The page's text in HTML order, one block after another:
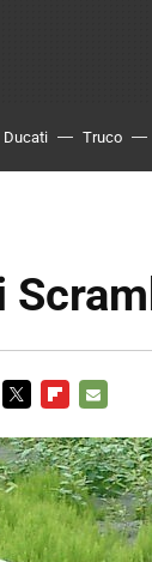
Ducati Truco
MAIL